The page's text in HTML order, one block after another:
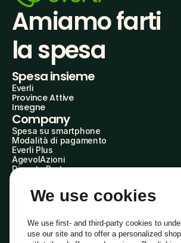
Amiamo farti
la spesa
Spesa insieme
Everli
Province Attive
Insegne
Company
Spesa su smartphone
Modalità di pagamento
Everli Plus
AgevolAzioni
Diventa Partner
Everli Shoppers
About Us
Everli News
Domande frequenti
Lavora con noi
We use cookies
We use first- and third-party cookies to
use our site and to offer a personalized